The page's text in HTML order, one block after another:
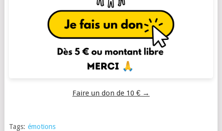
Faire un don de 10 € →
Tags: émotions